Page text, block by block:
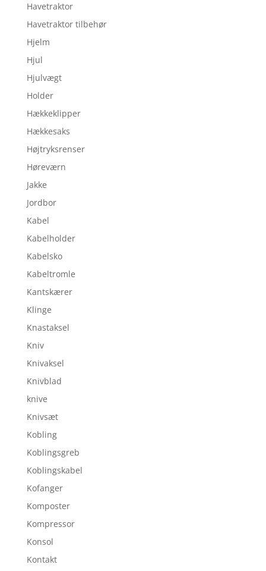
Havetraktor
Havetraktor tilbehør
Hjelm
Hjul
Hjulvægt
Holder
Hækkeklipper
Hækkesaks
Højtryksrenser
Høreværn
Jakke
Jordbor
Kabel
Kabelholder
Kabelsko
Kabeltromle
Kantskærer
Klinge
Knastaksel
Kniv
Knivaksel
Knivblad
knive
Knivsæt
Kobling
Koblingsgreb
Koblingskabel
Kofanger
Komposter
Kompressor
Konsol
Kontakt